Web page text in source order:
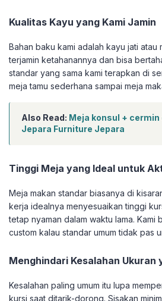
Kualitas Kayu yang Kami Jamin
Bahan baku kami adalah kayu jati atau
terjamin ketahanannya dan bisa
standar yang sama kami terapkan di
meja tamu sederhana sampai meja
Also Read: Meja konsul +
Jepara Furniture Jepara
Tinggi Meja yang Ideal untuk
Meja makan standar biasanya di
kerja idealnya menyesuaikan tinggi
tetap nyaman dalam waktu lama. Kami
custom kalau standar umum tidak pas
Menghindari Kesalahan Ukuran
Kesalahan paling umum itu lupa
kursi saat ditarik-dorong. Sisakan